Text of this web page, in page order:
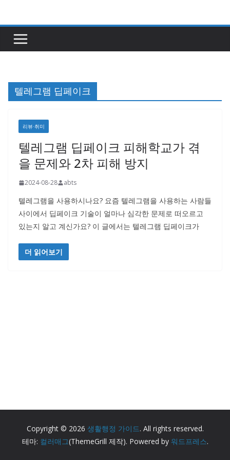
로
텔레그램 딥페이크
리뷰·취미
텔레그램 딥페이크 피해학교가 겪
을 문제와 2차 피해 방지
2024-08-28 abts
텔레그램을 사용하시나요? 요즘 텔레그램을 사용하는 사람들
사이에서 딥페이크 기술이 얼마나 심각한 문제로 떠오르고
있는지 알고 계신가요? 이 글에서는 텔레그램 딥페이크가
더 읽어보기
Copyright © 2026 생활행정 가이드. All rights reserved.
테마: 컬러매그(ThemeGrill 제작). Powered by 워드프레스.